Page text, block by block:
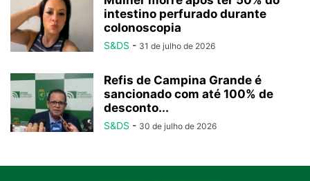
intestino perfurado durante
colonoscopia
S&DS - 31 de julho de 2026
Refis de Campina Grande é
sancionado com até 100% de
desconto...
S&DS - 30 de julho de 2026